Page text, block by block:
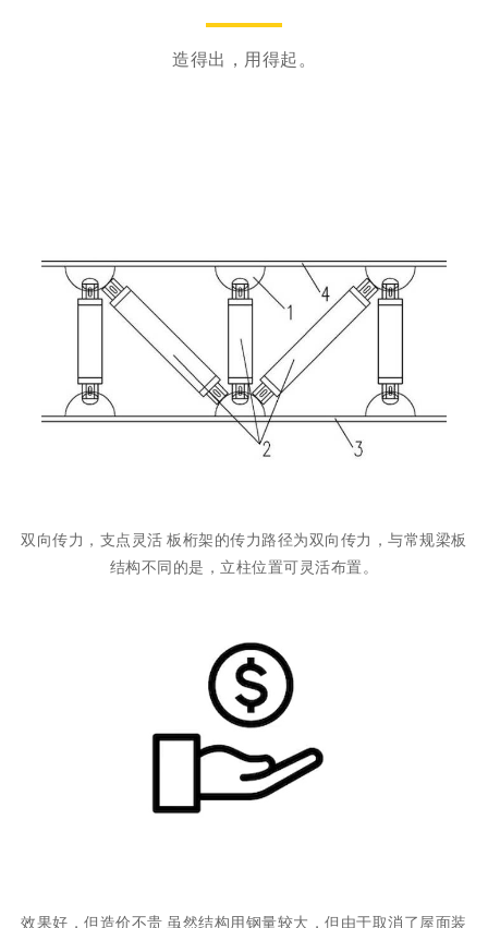
造得出，用得起。
双向传力，支点灵活 板桁架的传力路径为双向传力，与常规梁板
结构不同的是，立柱位置可灵活布置。
效果好，但造价不贵 虽然结构用钢量较大，但由于取消了屋面装